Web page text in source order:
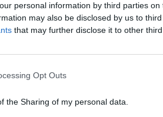
personal information by third parties on
may also be disclosed by us to
that may further disclose it to other third
Opt Outs
the Sharing of my personal data.
L'Atletico Cagliari di Saba
Sanna, Simoni e mantiene
4 Ago 2026
La matricola Macomer
con Samuele Pinna